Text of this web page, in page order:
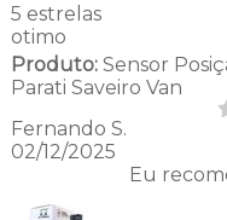
5 estrelas
otimo
Produto:Sensor
Parati Saveiro Van
Fernando S.
02/12/2025
Eu